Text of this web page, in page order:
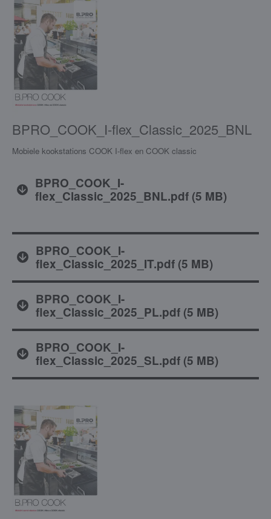
BPRO_COOK_I-flex_Classic_2025_BNL
Mobiele kookstations COOK I-flex en COOK classic
BPRO_COOK_I-
flex_Classic_2025_BNL.pdf (5 MB)
BPRO_COOK_I-
flex_Classic_2025_IT.pdf (5 MB)
BPRO_COOK_I-
flex_Classic_2025_PL.pdf(5 MB)
BPRO_COOK_I-
flex_Classic_2025_SL.pdf(5 MB)